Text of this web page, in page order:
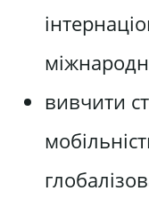
вивчити